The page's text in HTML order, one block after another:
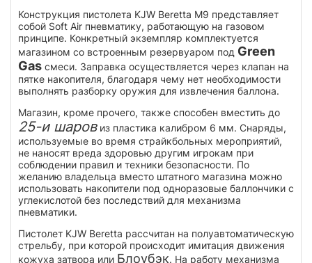
Конструкция пистолета KJW Beretta M9 представляет
собой Soft Air пневматику, работающую на газовом
принципе. Конкретный экземпляр комплектуется
магазином со встроенным резервуаром под Green
Gas смеси. Заправка осуществляется через клапан на
пятке накопителя, благодаря чему нет необходимости
выполнять разборку оружия для извлечения баллона.
Магазин, кроме прочего, также способен вместить до
25-и шаровиз пластика калибром 6 мм. Снаряды,
используемые во время страйкбольных мероприятий,
не наносят вреда здоровью другим игрокам при
соблюдении правил и техники безопасности. По
желанию владельца вместо штатного магазина можно
использовать накопители под одноразовые баллончики с
углекислотой без последствий для механизма
пневматики.
Пистолет KJW Beretta рассчитан на полуавтоматическую
стрельбу, при которой происходит имитация движения
кожуха затвора или Блоубэк. На работу механизма